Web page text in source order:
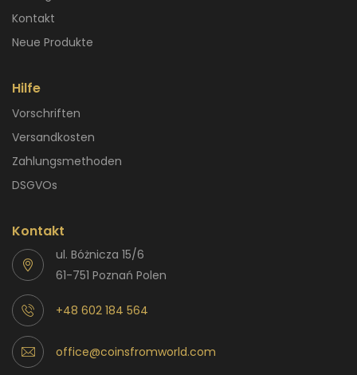
Kontakt
Neue Produkte
Hilfe
Vorschriften
Versandkosten
Zahlungsmethoden
DSGVOs
Kontakt
ul. Bóżnicza 15/6
61-751 Poznań Polen
+48 602 184 564
office@coinsfromworld.com